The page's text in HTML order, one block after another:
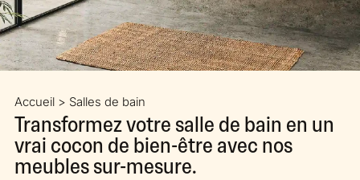
Accueil > Salles de bain
Transformez votre salle de bain en un
vrai cocon de bien-être avec nos
meubles sur-mesure.